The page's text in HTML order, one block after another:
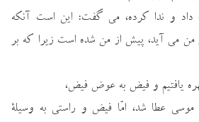
داد و ندا كرده، مي گفت: اين است آنكه
من مي آيد، پيش از من شده است زيرا كه بر
موسي عطا شد، امّا فيض و راستي به وسيلة